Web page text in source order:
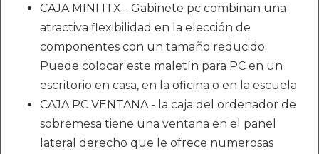
CAJA MINI ITX - Gabinete pc combinan una
atractiva flexibilidad en la elección de
componentes con un tamaño reducido;
Puede colocar este maletín para PC en un
escritorio en casa, en la oficina o en la escuela
CAJA PC VENTANA - la caja del ordenador de
sobremesa tiene una ventana en el panel
lateral derecho que le ofrece numerosas